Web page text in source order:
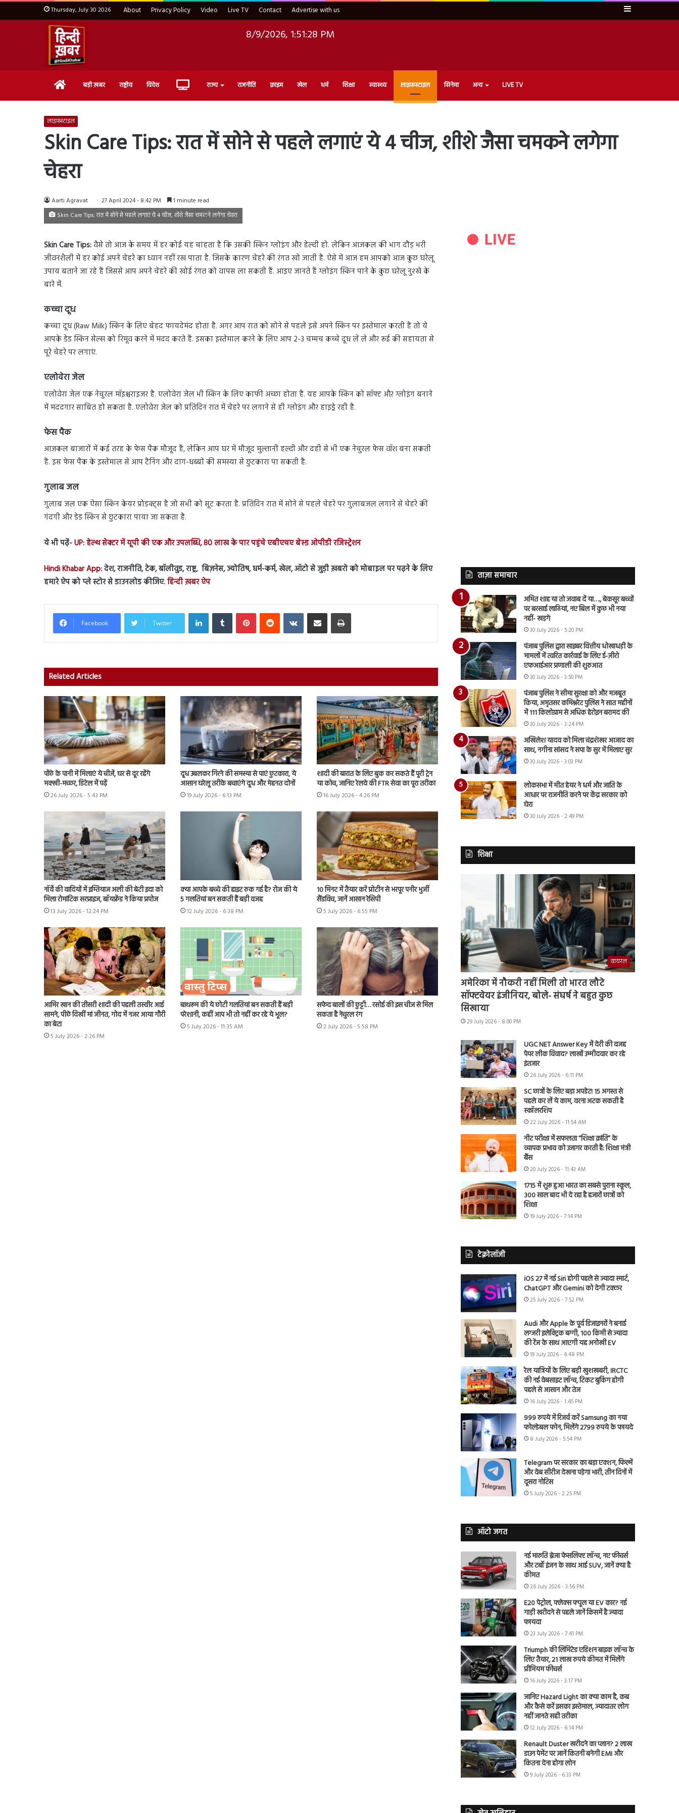
Thursday, July 30 2026 About Privacy Policy Video Live TV Contact Advertise with us Sidebar
8/9/2026, 1:51:30 PM
Home बड़ी ख़बर राष्ट्रीय विदेश Live राज्य राजनीति क्राइम खेल धर्म शिक्षा स्वास्थ्य लाइफ़स्टाइल सिनेमा अन्य LIVE TV
लाइफ़स्टाइल
Skin Care Tips: रात में सोने से पहले लगाएं ये 4 चीज, शीशे जैसा चमकने लगेगा
चेहरा
Aarti Agravat 27 April 2024 - 8:42 PM 1 minute read
Skin Care Tips: रात में सोने से पहले लगाएं ये 4 चीज, शीशे जैसा चमकने लगेगा चेहरा
Skin Care Tips:वैसे तो आज के समय में हर कोई यह चाहता है कि उसकी स्किन ग्लोइंग और हेल्दी हो. लेकिन आजकल की भाग दौड़ भरी
जीवनशैली में हर कोई अपने चेहरे का ध्यान नहीं रख पाता है. जिसके कारण चेहरे की रंगत खो जाती है. ऐसे में आज हम आपको आज कुछ घरेलू
उपाय बताने जा रहे हैं जिससे आप अपने चेहरे की खोई रंगत को वापस ला सकती हैं. आइए जानते हैं ग्लोइंग स्किन पाने के कुछ घरेलू नुश्खे के
बारे में.
कच्चा दूध
कच्चा दूध (Raw Milk) स्किन के लिए बेहद फायदेमंद होता है. अगर आप रात को सोने से पहले इसे अपने स्किन पर इस्तेमाल करती है तो ये
आपके डेड स्किन सेल्स को रिमूव करने में मदद करते हैं. इसका इस्तेमाल करने के लिए आप 2-3 चम्मच कच्चे दूध लें ले और रूई की सहायता से
पूरे चेहरे पर लगाएं.
एलोवेरा जेल
एलोवेरा जेल एक नेचुरल मॉइश्चराइजर है. एलोवेरा जेल भी स्किन के लिए काफी अच्छा होता है. यह आपके स्किन को सॉफ्ट औऱ ग्लोइंग बनाने
में मददगार साबित हो सकता है. एलोवेरा जेल को प्रतिदिन रात में चेहरे पर लगाने से ही ग्लोइंग और हाइड्रे रही है.
फेस पैक
आजकल बाजारों में कई तरह के फेस पैक मौजूद हैं, लेकिन आप घर में मौजूद मुल्तानी हल्दी और दही से भी एक नेचुरल फेस वॉश बना सकती
हैं. इस फेस पैक के इस्तेमाल से आप टैनिंग और दाग-धब्बों की समस्या से छुटकारा पा सकती हैं.
गुलाब जल
गुलाब जल एक ऐसा स्किन केयर प्रोडक्ट्स है जो सभी को सूट करता है. प्रतिदिन रात में सोने से पहले चेहरे पर गुलाबजल लगाने से चेहरे की
गंदगी और डेड स्किन से छुटकारा पाया जा सकता है.
ये भी पढ़ें-UP: हेल्थ सेक्टर में यूपी की एक और उपलब्धि, 80 लाख के पार पहुंचे एबीएचए बेस्ड ओपीडी रजिस्ट्रेशन
Hindi Khabar App:देश, राजनीति, टेक, बॉलीवुड, राष्ट्र, बिज़नेस, ज्योतिष, धर्म-कर्म, खेल, ऑटो से जुड़ी ख़बरो को मोबाइल पर पढ़ने के लिए
हमारे ऐप को प्ले स्टोर से डाउनलोड कीजिए.हिन्दी ख़बर ऐप
Facebook Twitter
LinkedInTumblr PinterestReddit VKontakteShare via Email Print
Related Articles
पोंछे के पानी में मिलाएं ये चीजें, घर से दूर रहेंगे
मक्खी-मच्छर, डिटेल में पढ़ें
26 July 2026 - 5:43 PM
दूध उबलकर गिरने की समस्या से पाएं छुटकारा, ये
आसान घरेलू तरीके बचाएंगे दूध और मेहनत दोनों
19 July 2026 - 6:13 PM
शादी की बारात के लिए बुक कर सकते हैं पूरी ट्रेन
या कोच, जानिए रेलवे की FTR सेवा का पूरा तरीका
16 July 2026 - 4:26 PM
नॉर्वे की वादियों में इम्तियाज अली की बेटी इदा को
मिला रोमांटिक सरप्राइज, बॉयफ्रेंड ने किया प्रपोज
13 July 2026 - 12:24 PM
क्या आपके बच्चे की हाइट रुक गई है? रोज की ये
5 गलतियां बन सकती हैं बड़ी वजह
12 July 2026 - 6:38 PM
10 मिनट में तैयार करें प्रोटीन से भरपूर पनीर भुर्जी
सैंडविच, जानें आसान रेसिपी
5 July 2026 - 6:55 PM
आमिर खान की तीसरी शादी की पहली तस्वीर आई
सामने, पीछे दिखीं मां जीनत, गोद में नजर आया गौरी
का बेटा
5 July 2026 - 2:26 PM
बाथरूम की ये छोटी गलतियां बन सकती हैं बड़ी
परेशानी, कहीं आप भी तो नहीं कर रहे ये भूल?
5 July 2026 - 11:35 AM
सफेद बालों की छुट्टी… रसोई की इस चीज से मिल
सकता है नेचुरल रंग
2 July 2026 - 5:58 PM
ताज़ा समाचार
अमित शाह या तो जवाब दें या…., बेकसूर बच्चों
पर बरसाई लाठियां, नए बिल में कुछ भी नया
नहीं- खड़गे
30 July 2026 - 5:20 PM
पंजाब पुलिस द्वारा साइबर वित्तीय धोखाधड़ी के
मामलों में त्वरित कार्रवाई के लिए ई-ज़ीरो
एफआईआर प्रणाली की शुरुआत
30 July 2026 - 3:50 PM
पंजाब पुलिस ने सीमा सुरक्षा को और मजबूत
किया, अमृतसर कमिश्नरेट पुलिस ने सात महीनों
में 111 किलोग्राम से अधिक हेरोइन बरामद की
30 July 2026 - 3:24 PM
अखिलेश यादव को मिला चंद्रशेखर आजाद का
साथ, नगीना सांसद ने सपा के सुर में मिलाए सुर
30 July 2026 - 3:03 PM
लोकसभा में मीत हेयर ने धर्म और जाति के
आधार पर राजनीति करने पर केंद्र सरकार को
घेरा
30 July 2026 - 2:49 PM
शिक्षा
वायरल
अमेरिका में नौकरी नहीं मिली तो भारत लौटे
सॉफ्टवेयर इंजीनियर, बोले- संघर्ष ने बहुत कुछ
सिखाया
29 July 2026 - 8:00 PM
UGC NET Answer Key में देरी की वजह
पेपर लीक विवाद? लाखों उम्मीदवार कर रहे
इंतजार
26 July 2026 - 6:11 PM
SC छात्रों के लिए बड़ा अपडेट! 15 अगस्त से
पहले कर लें ये काम, वरना अटक सकती है
स्कॉलरशिप
22 July 2026 - 11:54 AM
नीट परीक्षा में सफलता “शिक्षा क्रांति” के
व्यापक प्रभाव को उजागर करती है: शिक्षा मंत्री
बैंस
20 July 2026 - 11:43 AM
1715 में शुरू हुआ भारत का सबसे पुराना स्कूल,
300 साल बाद भी दे रहा है हजारों छात्रों को
शिक्षा
19 July 2026 - 7:14 PM
टेक्नोलॉजी
iOS 27 में नई Siri होगी पहले से ज्यादा स्मार्ट,
ChatGPT और Gemini को देगी टक्कर
25 July 2026 - 7:52 PM
Audi और Apple के पूर्व डिजाइनरों ने बनाई
लग्जरी इलेक्ट्रिक बग्गी, 100 किमी से ज्यादा
की रेंज के साथ आएगी यह अनोखी EV
19 July 2026 - 4:48 PM
रेल यात्रियों के लिए बड़ी खुशखबरी, IRCTC
की नई वेबसाइट लॉन्च, टिकट बुकिंग होगी
पहले से आसान और तेज
16 July 2026 - 1:45 PM
999 रुपये में रिजर्व करें Samsung का नया
फोल्डेबल फोन, मिलेंगे 2799 रुपये के फायदे
8 July 2026 - 5:54 PM
Telegram पर सरकार का बड़ा एक्शन, फिल्में
और वेब सीरीज देखना पड़ेगा भारी, तीन दिनों में
दूसरा नोटिस
5 July 2026 - 2:25 PM
ऑटो जगत
नई मारुति ब्रेजा फेसलिफ्ट लॉन्च, नए फीचर्स
और टर्बो इंजन के साथ आई SUV, जानें क्या है
कीमत
26 July 2026 - 3:56 PM
E20 पेट्रोल, फ्लेक्स फ्यूल या EV कार? नई
गाड़ी खरीदने से पहले जानें किसमें है ज्यादा
फायदा
23 July 2026 - 7:41 PM
Triumph की लिमिटेड एडिशन बाइक लॉन्च के
लिए तैयार, 21 लाख रुपये कीमत में मिलेंगे
प्रीमियम फीचर्स
16 July 2026 - 3:17 PM
जानिए Hazard Light का क्या काम है, कब
और कैसे करें इसका इस्तेमाल, ज्यादातर लोग
नहीं जानते सही तरीका
12 July 2026 - 6:14 PM
Renault Duster खरीदने का प्लान? 2 लाख
डाउन पेमेंट पर जानें कितनी बनेगी EMI और
कितना देना होगा लोन
9 July 2026 - 6:33 PM